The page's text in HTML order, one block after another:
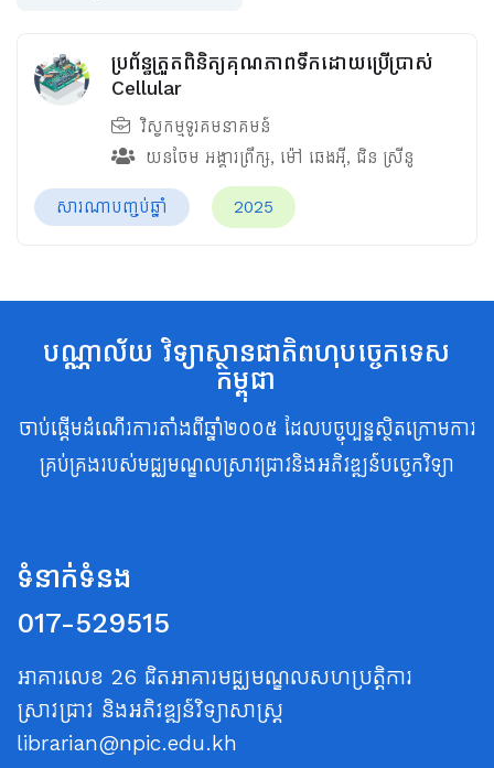
ប្រព័ន្ធត្រួតពិនិត្យគុណភាពទឹកដោយប្រើប្រាស់
Cellular
វិស្វកម្មទូរគមនាគមន៍
យនចែម អង្គារព្រឹក្ស, ម៉ៅ ឆេងអ៊ី, ជិន ស្រីនូ
សារណាបញ្ចប់ឆ្នាំ 2025
បណ្ណាល័យ វិទ្យាស្ថានជាតិពហុបច្ចេកទេស
កម្ពុជា
ចាប់ផ្តើមដំណើរការតាំងពីឆ្នាំ២០០៥ ដែលបច្ចុប្បន្នស្ថិតក្រោមការ
គ្រប់គ្រងរបស់មជ្ឈមណ្ឌលស្រាវជ្រាវនិងអភិវឌ្ឍន៍បច្ចេកវិទ្យា
ទំនាក់ទំនង
017-529515
អាគារលេខ 26 ជិតអាគារមជ្ឈមណ្ឌលសហប្រត្តិការ
ស្រាវជ្រាវ និងអភិវឌ្ឍន៍វិទ្យាសាស្ត្រ
librarian@npic.edu.kh